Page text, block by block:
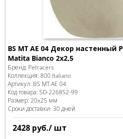
BS MT AE 04 Декор настенный
Matita Bianco 2x2,5
Бренд: Petracers
Коллекция: 800 Italiano
Артикул: BS MT AE 04
Код товара: SD-226852-99
Размер: 20x25 мм
Сроки доставки: 30 дней
2428 руб./ шт